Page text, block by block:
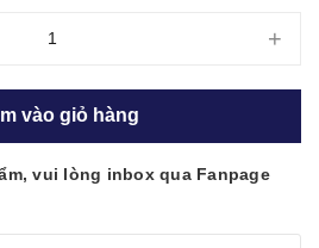
+
vào giỏ hàng
vui lòng inbox qua Fanpage